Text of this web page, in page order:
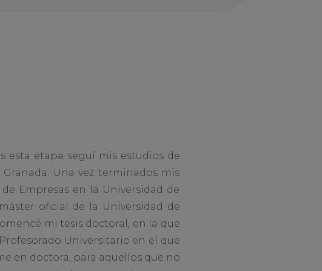
esta etapa seguí mis estudios de
Una vez terminados mis
Empresas en la Universidad de
oficial de la Universidad de
mi tesis doctoral, en la que
Universitario en el que
en doctora, para aquellos que no